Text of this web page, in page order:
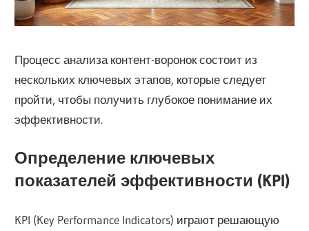
Процесс анализа контент-воронок состоит из
нескольких ключевых этапов, которые следует
пройти, чтобы получить глубокое понимание их
эффективности.
Определение ключевых
показателей эффективности (KPI)
KPI (Key Performance Indicators) играют решающую